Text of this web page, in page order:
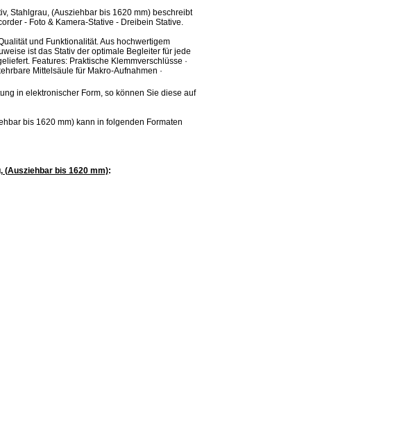
Stahlgrau, (Ausziehbar bis 1620 mm) beschreibt
- Foto & Kamera-Stative - Dreibein Stative.
und Funktionalität. Aus hochwertigem
ist das Stativ der optimale Begleiter für jede
Features: Praktische Klemmverschlüsse ·
Mittelsäule für Makro-Aufnahmen ·
in elektronischer Form, so können Sie diese auf
bis 1620 mm) kann in folgenden Formaten
(Ausziehbar bis 1620 mm):